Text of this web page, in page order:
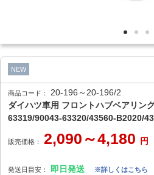
NEW
商品コード：
20-196～20-196/2
ダイハツ車用 フロントハブベアリン
63319/90043-63320/43560-B2020/
販売価格： 2,090～4,180 円
発送日目安： 即日発送 ※詳しくはこちら